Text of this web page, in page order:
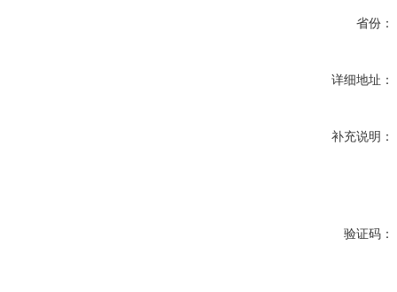
省份：
详细地址：
补充说明：
验证码：